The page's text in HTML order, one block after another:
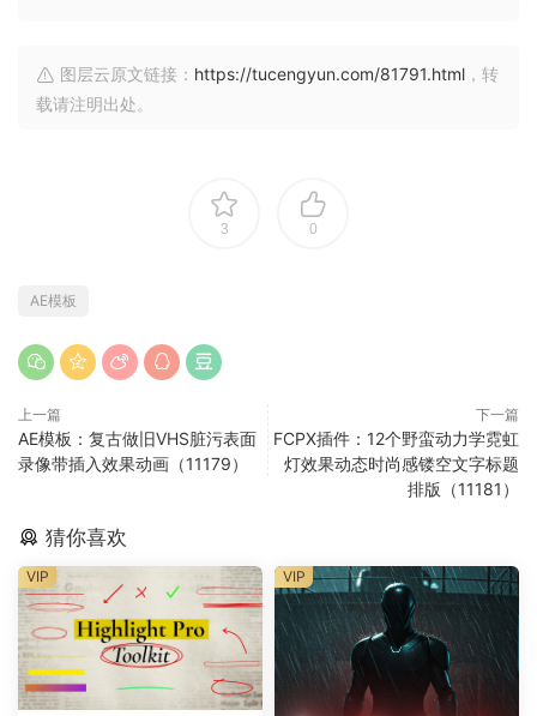
图层云原文链接： https://tucengyun.com/81791.html ，转
载请注明出处。
3 0
AE模板
上一篇
AE模板：复古做旧VHS脏污表面
录像带插入效果动画（11179）
下一篇
FCPX插件：12个野蛮动力学霓虹
灯效果动态时尚感镂空文字标题
排版（11181）
猜你喜欢
VIP VIP